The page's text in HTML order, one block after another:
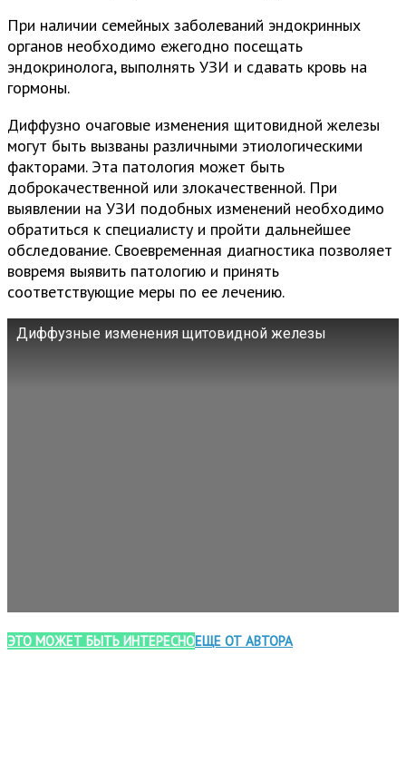
При наличии семейных заболеваний эндокринных
органов необходимо ежегодно посещать
эндокринолога, выполнять УЗИ и сдавать кровь на
гормоны.
Диффузно очаговые изменения щитовидной железы
могут быть вызваны различными этиологическими
факторами. Эта патология может быть
доброкачественной или злокачественной. При
выявлении на УЗИ подобных изменений необходимо
обратиться к специалисту и пройти дальнейшее
обследование. Своевременная диагностика позволяет
вовремя выявить патологию и принять
соответствующие меры по ее лечению.
Диффузные изменения щитовидной железы
ЭТО МОЖЕТ БЫТЬ ИНТЕРЕСНОЕЩЕ ОТ АВТОРА